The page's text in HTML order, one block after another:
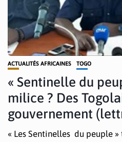
ACTUALITÉS AFRICAINES TOGO
« Sentinelle du
milice ? Des
gouvernement
« Les Sentinelles du peuple